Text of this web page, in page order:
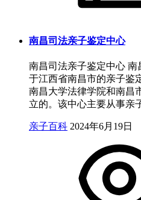
南昌司法亲子鉴定中心
南昌司法亲子鉴定中心
于江西省南昌市的亲子鉴
南昌大学法律学院和南昌
立的。该中心主要从事亲
亲子百科 2024年6月19日